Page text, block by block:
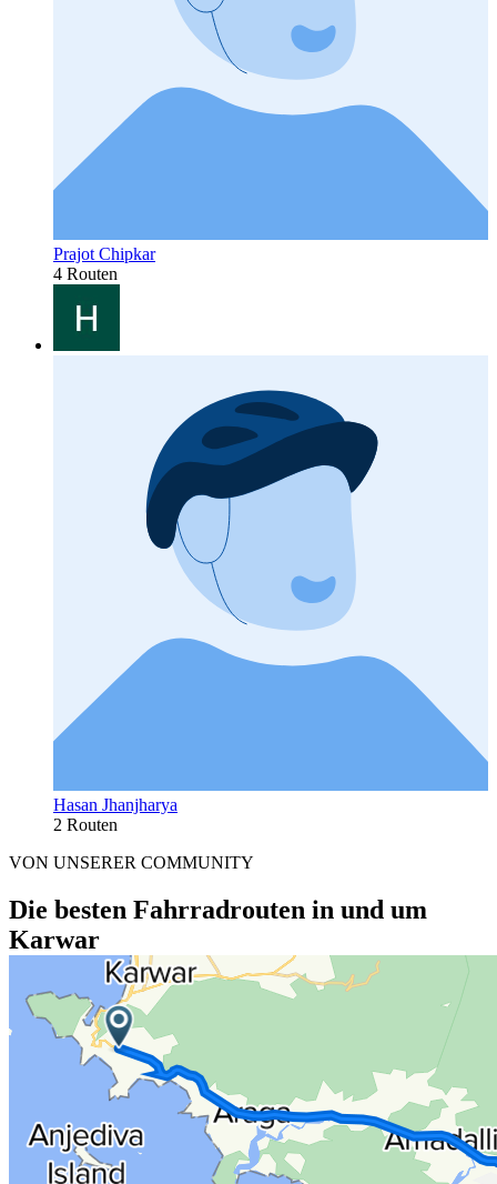
Prajot Chipkar
4 Routen
Hasan Jhanjharya
2 Routen
VON UNSERER COMMUNITY
Die besten Fahrradrouten in und um
Karwar